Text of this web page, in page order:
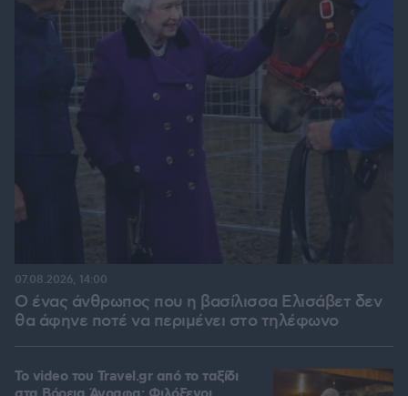
Ο ένας άνθρωπος που η βασίλισσα Ελισάβετ δεν
θα άφηνε ποτέ να περιμένει στο τηλέφωνο
07.08.2026, 14:00
To video του Travel.gr από το ταξίδι